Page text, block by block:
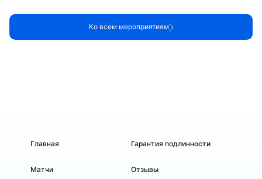
Ко всем мероприятиям
Главная
Матчи
Гарантия подлинности
Отзывы